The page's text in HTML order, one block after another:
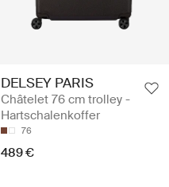
DELSEY PARIS
Châtelet 76 cm trolley -
Hartschalenkoffer
76
489 €